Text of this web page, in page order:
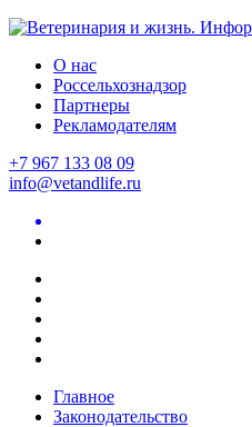
О нас
Россельхознадзор
Партнеры
Рекламодателям
+7 967 133 08 09
info@vetandlife.ru
Главное
Законодательство